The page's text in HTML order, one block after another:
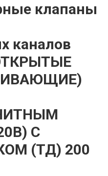
клапаны
каналов
С
(ТД) 200